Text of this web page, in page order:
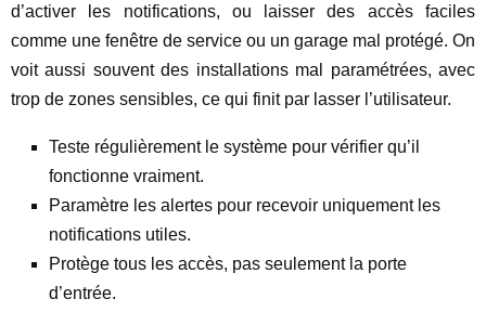
d’activer les notifications, ou laisser des accès faciles
comme une fenêtre de service ou un garage mal protégé. On
voit aussi souvent des installations mal paramétrées, avec
trop de zones sensibles, ce qui finit par lasser l’utilisateur.
Teste régulièrement le système pour vérifier qu’il
fonctionne vraiment.
Paramètre les alertes pour recevoir uniquement les
notifications utiles.
Protège tous les accès, pas seulement la porte
d’entrée.